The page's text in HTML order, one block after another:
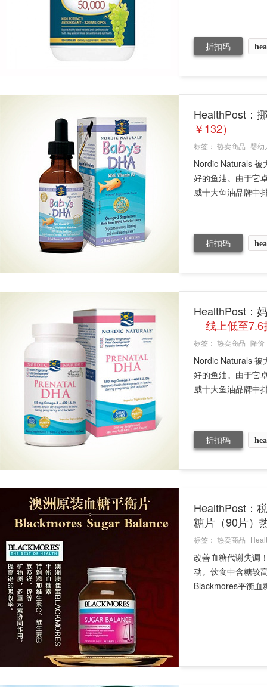
折扣码
HealthPost：
￥132）
标签： 热卖商品 婴幼
Nordic Naturals 被
好的鱼油。由于它
威十大鱼油品牌中
折扣码
HealthPost：
线上低至
标签： 热卖商品 降价
Nordic Naturals 被
好的鱼油。由于它
威十大鱼油品牌中
折扣码
HealthPost：
糖片（90片）
标签： 热卖商品
改善血糖代谢失调
动。饮食中含糖较
Blackmores平衡血